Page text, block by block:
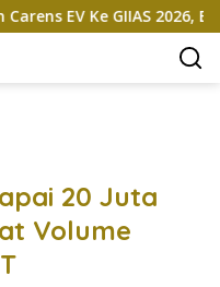
EV Ke GIIAS 2026, Bakal
20 Juta
Volume